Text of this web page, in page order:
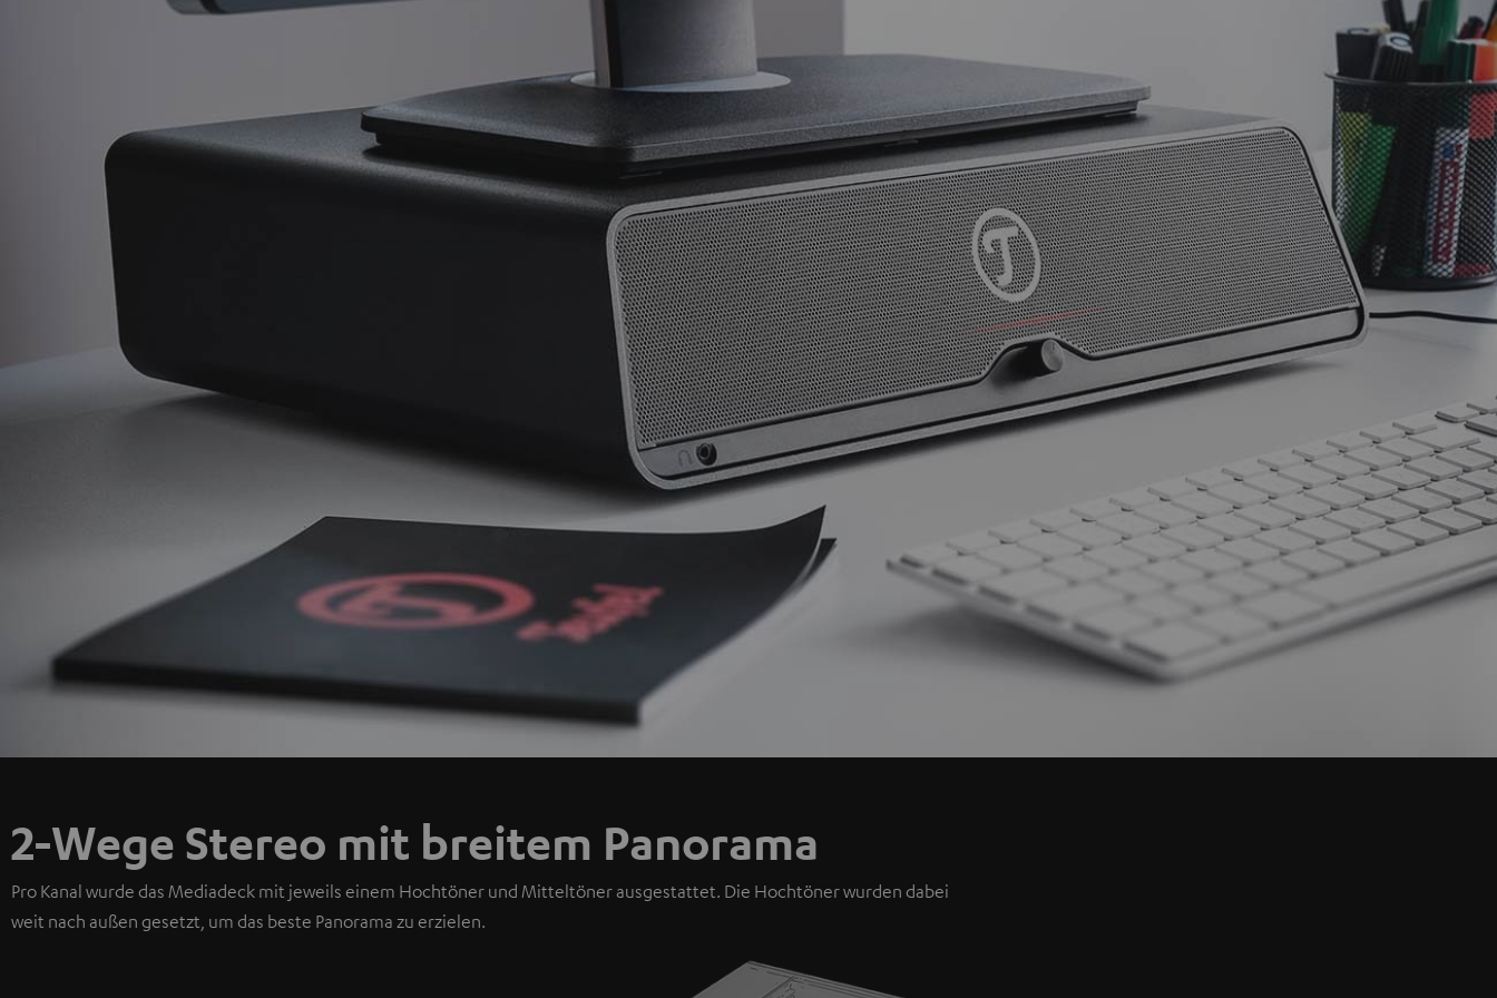
2-Wege Stereo mit breitem Panorama
Pro Kanal wurde das Mediadeck mit jeweils einem Hochtöner und Mitteltöner ausgestattet. Die Hochtöner wurden dabei
weit nach außen gesetzt, um das beste Panorama zu erzielen.